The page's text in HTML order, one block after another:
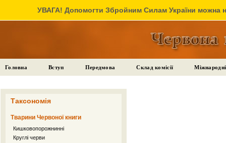
УВАГА! Допомогти Збройним Силам України можна
Головна Вступ Передмова Склад комісії
Таксономія
Тварини Червоної книги
Кишковопорожнинні
Круглі черви